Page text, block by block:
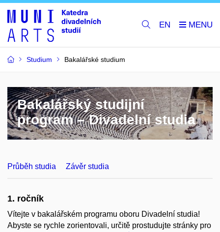
EN
Studium Bakalářské studium
Bakalářský studijní
program – Divadelní studia
Průběh studia Závěr studia
1. ročník
Vítejte v bakalářském programu oboru Divadelní studia!
Abyste se rychle zorientovali, určitě prostudujte stránky pro